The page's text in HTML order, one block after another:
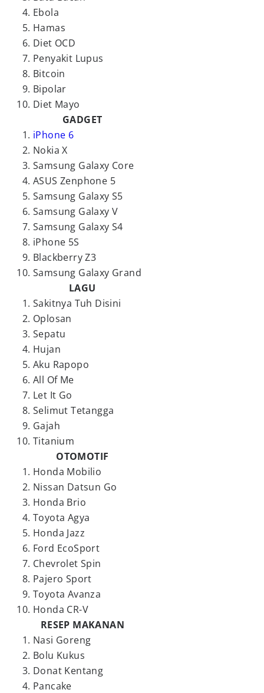
Ebola
Hamas
Diet OCD
Penyakit Lupus
Bitcoin
Bipolar
Diet Mayo
GADGET
iPhone 6
Nokia X
Samsung Galaxy Core
ASUS Zenphone 5
Samsung Galaxy S5
Samsung Galaxy V
Samsung Galaxy S4
iPhone 5S
Blackberry Z3
Samsung Galaxy Grand
LAGU
Sakitnya Tuh Disini
Oplosan
Sepatu
Hujan
Aku Rapopo
All Of Me
Let It Go
Selimut Tetangga
Gajah
Titanium
OTOMOTIF
Honda Mobilio
Nissan Datsun Go
Honda Brio
Toyota Agya
Honda Jazz
Ford EcoSport
Chevrolet Spin
Pajero Sport
Toyota Avanza
Honda CR-V
RESEP MAKANAN
Nasi Goreng
Bolu Kukus
Donat Kentang
Pancake